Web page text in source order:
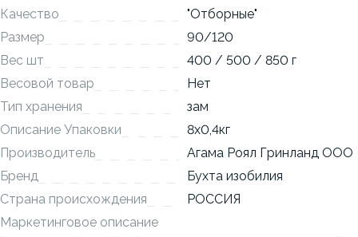
Качество
"Отборные"
Размер
90/120
Вес шт
400 / 500 / 850 г
Весовой товар
Нет
Тип хранения
зам
Описание Упаковки
8x0,4кг
Производитель
Агама Роял Гринланд ООО
Бренд
Бухта изобилия
Страна происхождения
РОССИЯ
Маркетинговое описание